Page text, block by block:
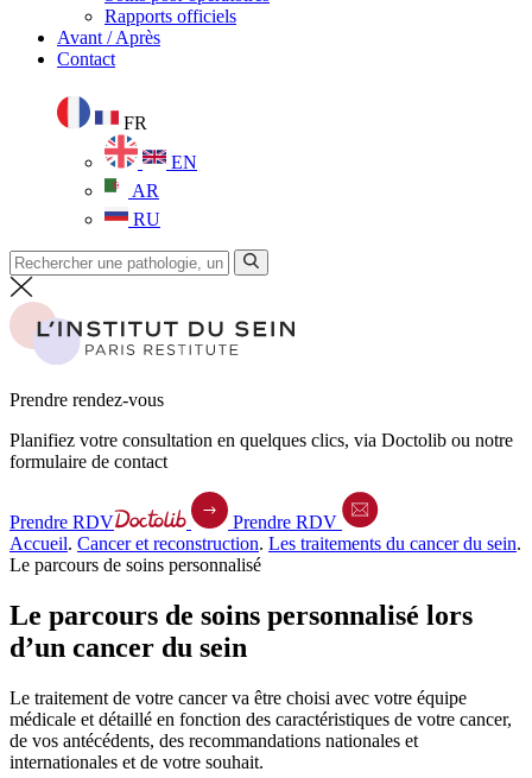
Rapports officiels
Avant / Après
Contact
FR
EN
AR
RU
Prendre rendez-vous
Planifiez votre consultation en quelques clics, via Doctolib ou notre
formulaire de contact
Prendre RDV
Prendre RDV
Accueil. Cancer et reconstruction. Les traitements du cancer du sein.
Le parcours de soins personnalisé
Le parcours de soins personnalisé lors
d’un cancer du sein
Le traitement de votre cancer va être choisi avec votre équipe
médicale et détaillé en fonction des caractéristiques de votre cancer,
de vos antécédents, des recommandations nationales et
internationales et de votre souhait.